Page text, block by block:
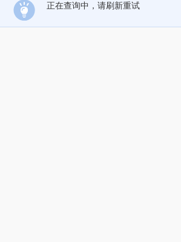
正在查询中，请刷新重试